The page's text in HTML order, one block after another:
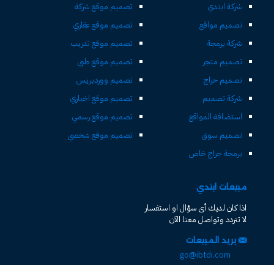
شركة ابتدي
تصميم مواقع
شركة برمجة
تصميم متجر
تصميم حراج
شركة تصميم
استضافة المواقع
تصميم سوق
برمجة حراج خاص
تصميم موقع شركة
تصميم موقع عقاري
تصميم موقع تدريب
تصميم موقع طبي
تصميم ووردبريس
تصميم موقع اخباري
تصميم موقع رسمي
تصميم موقع شخصي
مبيعات ابتدي
اذا كان لديك أى سؤال او استفسار
لا تتردد وتواصل معنا الآن
بريد المبيعات
go@ibtdi.com